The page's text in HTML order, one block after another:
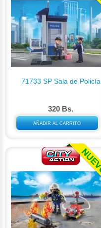
71733 SP Sala de Policía
320 Bs.
AÑADIR AL CARRITO